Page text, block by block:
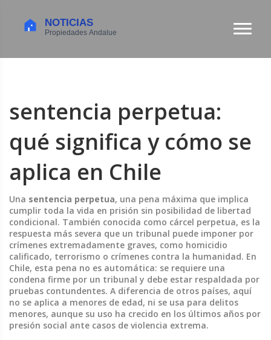
sentencia perpetua:
qué significa y cómo se
aplica en Chile
Una sentencia perpetua, una pena máxima que implica
cumplir toda la vida en prisión sin posibilidad de libertad
condicional. También conocida como cárcel perpetua, es la
respuesta más severa que un tribunal puede imponer por
crímenes extremadamente graves, como homicidio
calificado, terrorismo o crímenes contra la humanidad. En
Chile, esta pena no es automática: se requiere una
condena firme por un tribunal y debe estar respaldada por
pruebas contundentes. A diferencia de otros países, aquí
no se aplica a menores de edad, ni se usa para delitos
menores, aunque su uso ha crecido en los últimos años por
presión social ante casos de violencia extrema.